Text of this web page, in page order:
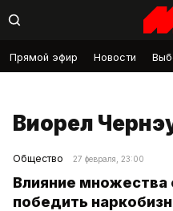
Прямой эфир Новости
Виорел
Общество 27 февраля, 23:00
Влияние множества
победить